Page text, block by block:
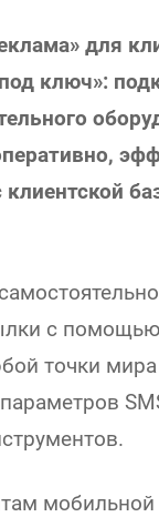
для
ключ»:
с
точки
мобильной